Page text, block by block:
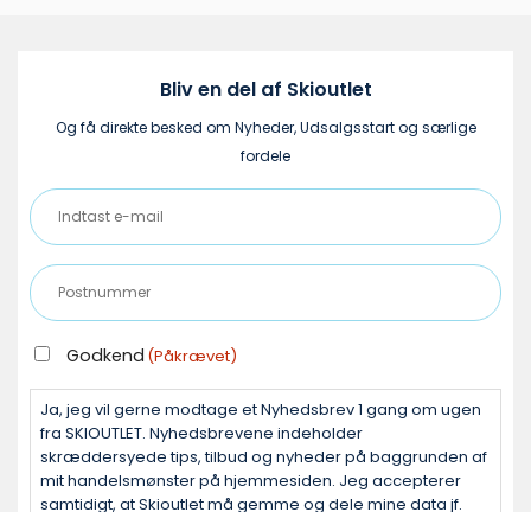
Bliv en del af Skioutlet
Og få direkte besked om Nyheder, Udsalgsstart og særlige
fordele
Indtast
e-
mail
(Påkrævet)
Postnummer
(Påkrævet)
GODKEND
(PÅKRÆVET)
Godkend (Påkrævet)
Ja, jeg vil gerne modtage et Nyhedsbrev 1 gang om ugen
fra SKIOUTLET. Nyhedsbrevene indeholder
skræddersyede tips, tilbud og nyheder på baggrunden af
mit handelsmønster på hjemmesiden. Jeg accepterer
samtidigt, at Skioutlet må gemme og dele mine data jf.